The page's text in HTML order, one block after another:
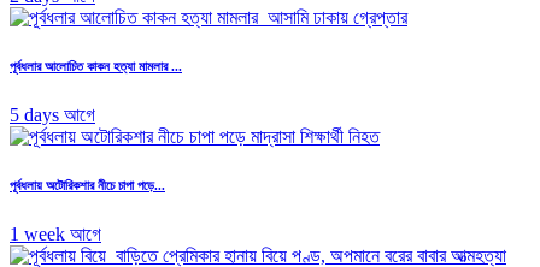
পূর্বধলার আলোচিত কাকন হত্যা মামলার ...
5 days আগে
পূর্বধলায় অটোরিকশার নীচে চাপা পড়ে...
1 week আগে